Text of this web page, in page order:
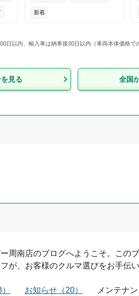
新着
日以内、輸入車は納車後30日以内（車両本体価格
見る 全国
周南店のブログへようこそ。この
が、お客様のクルマ選びをお手伝い
） お知らせ （20） メンテナ